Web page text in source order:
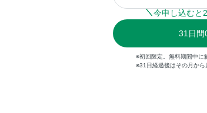
今申し込むと
31 日間
※初回限定。無料期間中に
※31日経過後はその月から